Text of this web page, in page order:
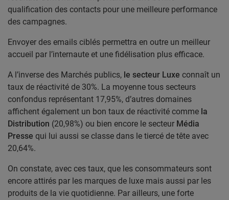
qualification des contacts pour une meilleure performance
des campagnes.
Envoyer des emails ciblés permettra en outre un meilleur
accueil par l’internaute et une fidélisation plus efficace.
A l’inverse des Marchés publics, le secteur Luxe connaît un
taux de réactivité de 30%. La moyenne tous secteurs
confondus représentant 17,95%, d’autres domaines
affichent également un bon taux de réactivité comme la
Distribution (20,98%) ou bien encore le secteur Média
Presse qui lui aussi se classe dans le tiercé de tête avec
20,64%.
On constate, avec ces taux, que les consommateurs sont
encore attirés par les marques de luxe mais aussi par les
produits de la vie quotidienne. Par ailleurs, une forte